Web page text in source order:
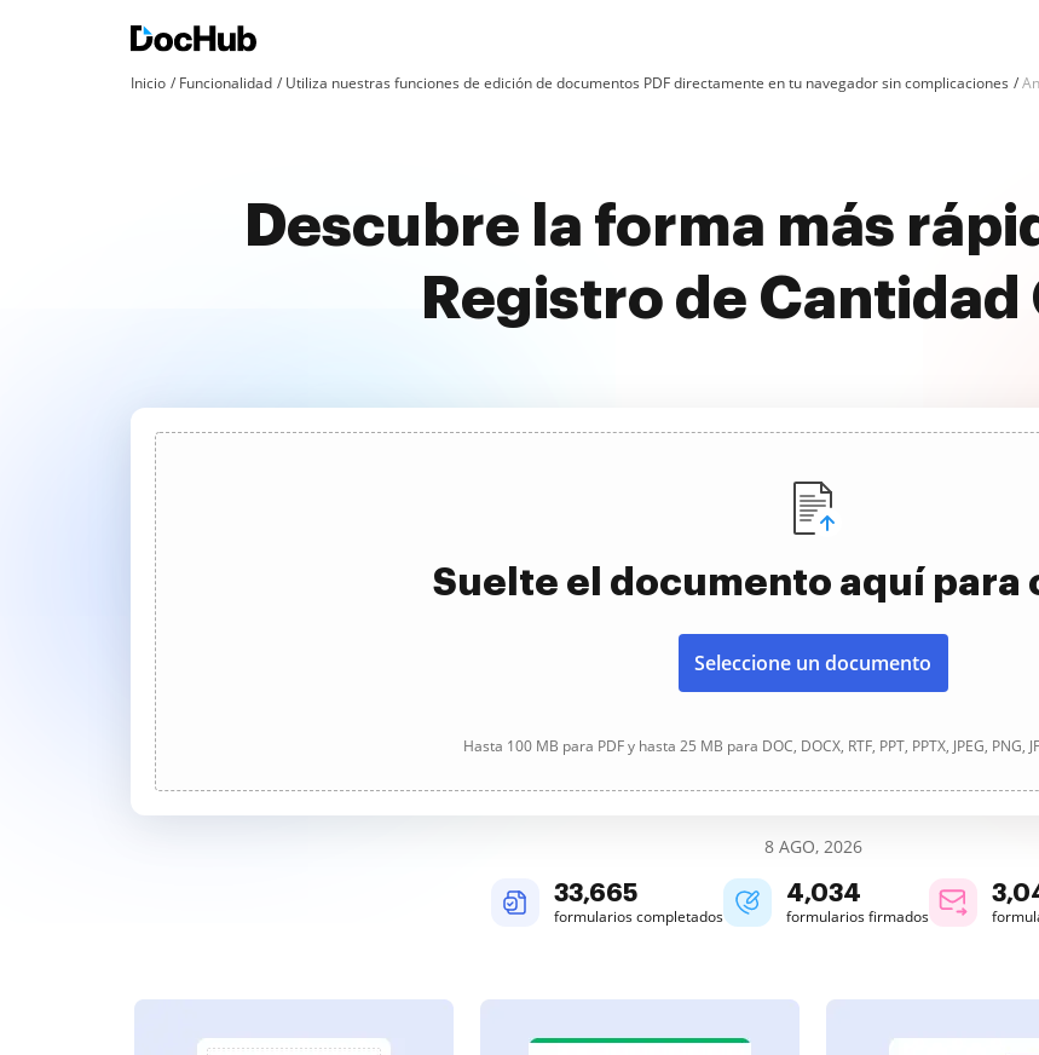
Inicio Funcionalidad Utiliza nuestras funciones de edición de documentos PDF directamente en tu navegador sin complicaciones
Descubre la forma más
Registro de Cantidad
Suelte el documento aquí para
Seleccione un documento
Hasta 100 MB para PDF y hasta 25 MB para DOC, DOCX, RTF, PPT, PPTX, JPEG, PNG,
8 AGO, 2026
33,665
formularios completados
4,034
formularios firmados